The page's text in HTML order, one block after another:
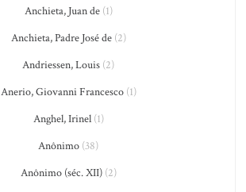
Anchieta, Juan de(1)
Anchieta, Padre José de(2)
Andriessen, Louis (2)
Anerio, Giovanni Francesco(1)
Anghel, Irinel(1)
Anônimo (38)
Anônimo (séc. XII)(2)